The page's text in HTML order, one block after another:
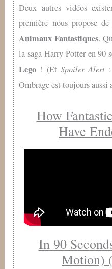
Deux autres vidéos
première nous propose
Animaux Fantastiques.
la saga Harry Potter en 90
Lego ! (Et Spoiler Alert:
Ombrage est toujours aussi
How
Have
In 90
Motion)